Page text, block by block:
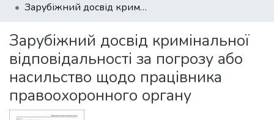
All of DSpace
Statistics
Зарубіжний досвід кримінальної відповідальності за погрозу або насильство щодо працівника правоохоронного органу
Зарубіжний досвід кримінальної
відповідальності за погрозу або
насильство щодо працівника
правоохоронного органу